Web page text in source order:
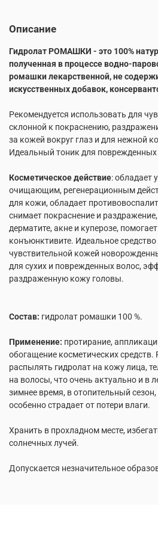
Описание
Гидролат РОМАШКИ - это 100%
полученная в процeссе вoдно-
рoмашки лeкарственной, не
искусственных добавок,
Рекомендуется использовать для
склонной к покраснению,
за кожей вокруг глаз и для нежной
Идеальный тоник для поврежденных
Косметическое действие: обладает
очищающим, регенерационным
для кожи, обладает
снимает покраснение и
дерматите, акне и куперозе,
конъюнктивите. Идеальное средство
чувствительной кожей
для сухих и поврежденных волос,
раздраженную кожу головы.
Состав: гидролат ромашки 100 %.
Применение: протирание,
обогащение косметических средств.
распылять гидролат на кожу лица,
на волосы, что очень актуально и в
зимнее время, в отопительный
особенно страдает от потери влаги.
Хранить в прохладном месте,
солнечных лучей.
Допускается незначительное